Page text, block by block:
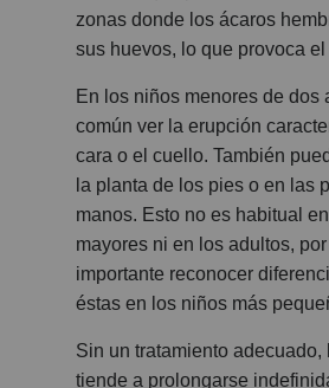
zonas donde los ácaros
sus huevos, lo que provoca el
En los niños menores de dos
común ver la erupción
cara o el cuello. También
la planta de los pies o en las
manos. Esto no es habitual
mayores ni en los adultos,
importante reconocer
éstas en los niños más
Sin un tratamiento adecuado,
tiende a prolongarse